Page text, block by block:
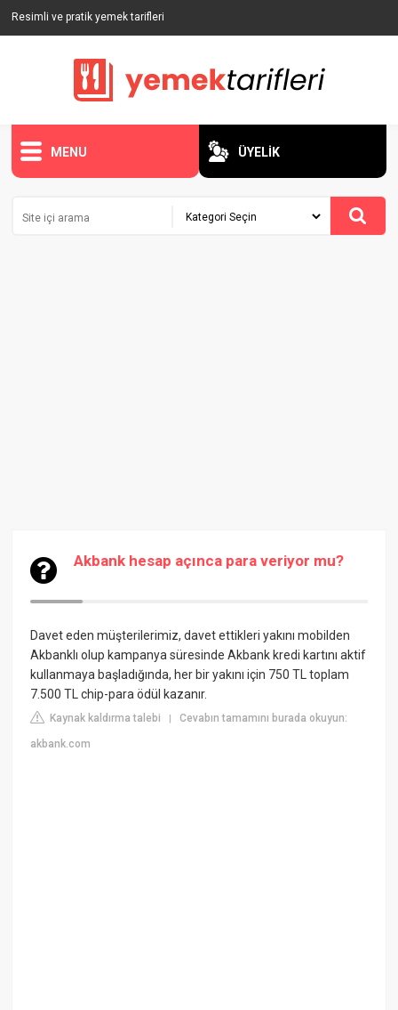
Resimli ve pratik yemek tarifleri
MENU ÜYELİK
Akbank hesap açınca para veriyor mu?
Davet eden müşterilerimiz, davet ettikleri yakını mobilden
Akbanklı olup kampanya süresinde Akbank kredi kartını aktif
kullanmaya başladığında, her bir yakını için 750 TL toplam
7.500 TL chip-para ödül kazanır.
Kaynak kaldırma talebi |Cevabın tamamını burada okuyun:
akbank.com